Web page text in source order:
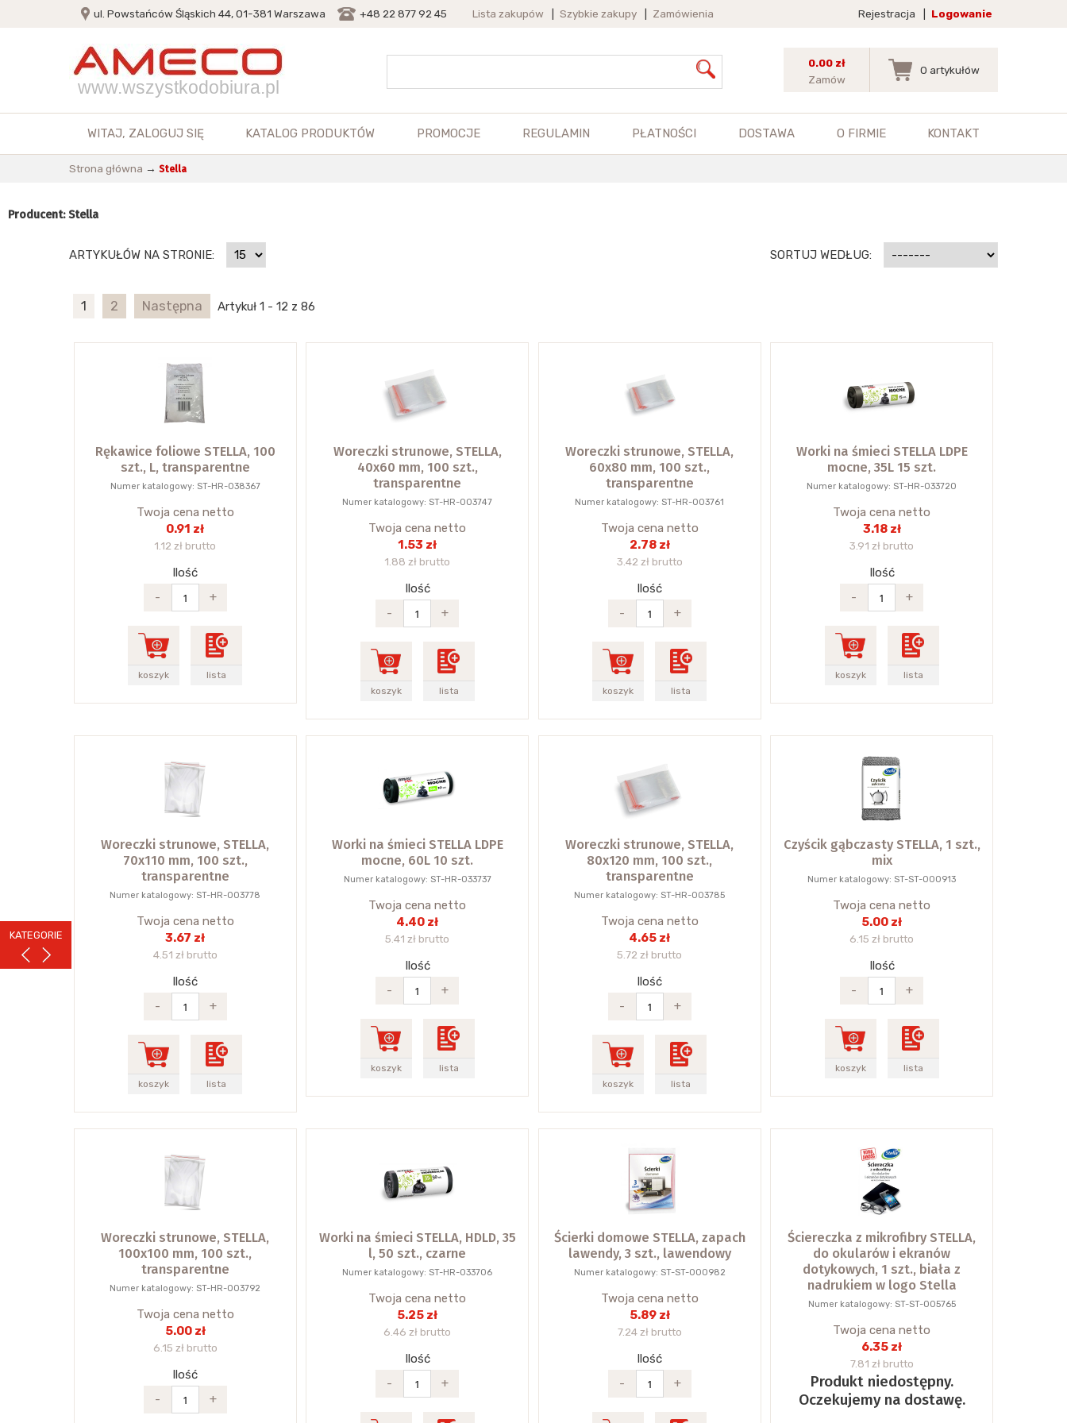
KATEGORIE
ul. Powstańców Śląskich 44, 01-381 Warszawa +48 22 877 92 45 Lista zakupów Szybkie zakupy Zamówienia Rejestracja Logowanie
www.wszystkodobiura.pl
0.00 zł
Zamów
0 artykułów
WITAJ, ZALOGUJ SIĘ KATALOG PRODUKTÓW PROMOCJE REGULAMIN PŁATNOŚCI DOSTAWA O FIRMIE KONTAKT
Strona główna → Stella
Producent: Stella
SORTUJ WEDŁUG:
ARTYKUŁÓW NA STRONIE:
1 2 Następna Artykuł 1 - 12 z 86
Rękawice foliowe STELLA, 100
szt., L, transparentne
Numer katalogowy: ST-HR-038367
Twoja cena netto
0.91 zł
1.12 zł brutto
Ilość
-
+
koszyk lista
Woreczki strunowe, STELLA,
40x60 mm, 100 szt.,
transparentne
Numer katalogowy: ST-HR-003747
Twoja cena netto
1.53 zł
1.88 zł brutto
Ilość
-
+
koszyk lista
Woreczki strunowe, STELLA,
60x80 mm, 100 szt.,
transparentne
Numer katalogowy: ST-HR-003761
Twoja cena netto
2.78 zł
3.42 zł brutto
Ilość
-
+
koszyk lista
Worki na śmieci STELLA LDPE
mocne, 35L 15 szt.
Numer katalogowy: ST-HR-033720
Twoja cena netto
3.18 zł
3.91 zł brutto
Ilość
-
+
koszyk lista
Woreczki strunowe, STELLA,
70x110 mm, 100 szt.,
transparentne
Numer katalogowy: ST-HR-003778
Twoja cena netto
3.67 zł
4.51 zł brutto
Ilość
-
+
koszyk lista
Worki na śmieci STELLA LDPE
mocne, 60L 10 szt.
Numer katalogowy: ST-HR-033737
Twoja cena netto
4.40 zł
5.41 zł brutto
Ilość
-
+
koszyk lista
Woreczki strunowe, STELLA,
80x120 mm, 100 szt.,
transparentne
Numer katalogowy: ST-HR-003785
Twoja cena netto
4.65 zł
5.72 zł brutto
Ilość
-
+
koszyk lista
Czyścik gąbczasty STELLA, 1 szt.,
mix
Numer katalogowy: ST-ST-000913
Twoja cena netto
5.00 zł
6.15 zł brutto
Ilość
-
+
koszyk lista
Woreczki strunowe, STELLA,
100x100 mm, 100 szt.,
transparentne
Numer katalogowy: ST-HR-003792
Twoja cena netto
5.00 zł
6.15 zł brutto
Ilość
-
+
Worki na śmieci STELLA, HDLD, 35
l, 50 szt., czarne
Numer katalogowy: ST-HR-033706
Twoja cena netto
5.25 zł
6.46 zł brutto
Ilość
-
+
Ścierki domowe STELLA, zapach
lawendy, 3 szt., lawendowy
Numer katalogowy: ST-ST-000982
Twoja cena netto
5.89 zł
7.24 zł brutto
Ilość
-
+
Ściereczka z mikrofibry STELLA,
do okularów i ekranów
dotykowych, 1 szt., biała z
nadrukiem w logo Stella
Numer katalogowy: ST-ST-005765
Twoja cena netto
6.35 zł
7.81 zł brutto
Produkt niedostępny.
Oczekujemy na dostawę.